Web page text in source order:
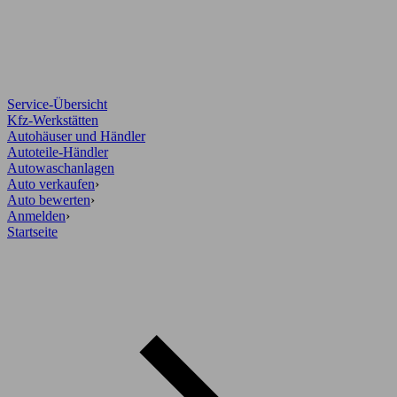
Service-Übersicht
Kfz-Werkstätten
Autohäuser und Händler
Autoteile-Händler
Autowaschanlagen
Auto verkaufen›
Auto bewerten›
Anmelden›
Startseite